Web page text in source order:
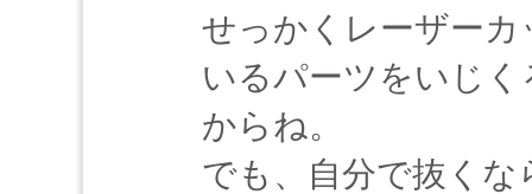
せっかくレーザー
いるパーツをいじ
からね。
でも、自分で抜く